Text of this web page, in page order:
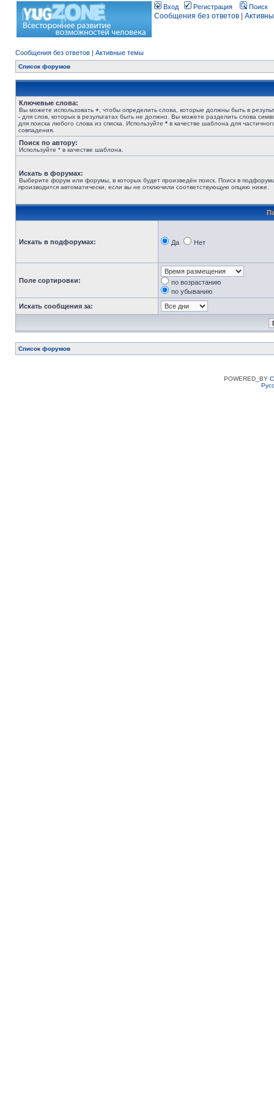
Вход Регистрация Поиск
Сообщения без ответов
Сообщения без ответов | Активные темы
Список форумов
Ключевые слова:
Вы можете использовать + , чтобы определить слова, которые должны быть в
- для слов, которых в результатах быть не должно. Вы можете разделить слова
для поиска любого слова из списка. Используйте * в качестве шаблона для
совпадения.
Поиск по автору:
Используйте * в качестве шаблона.
Искать в форумах:
Выберите форум или форумы, в которых будет произведён поиск. Поиск в
производится автоматически, если вы не отключили соответствующую опцию ниже.
Искать в подфорумах: Да Нет
Поле сортировки:
по возрастанию
по убыванию
Искать сообщения за:
Список форумов
POWERED_BY